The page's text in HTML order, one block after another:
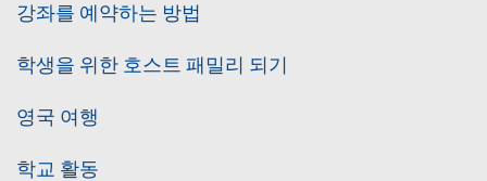
강좌를 예약하는 방법
학생을 위한 호스트 패밀리 되기
영국 여행
학교 활동